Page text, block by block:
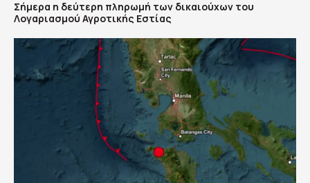
Σήμερα η δεύτερη πληρωμή των δικαιούχων του
Λογαριασμού Αγροτικής Εστίας